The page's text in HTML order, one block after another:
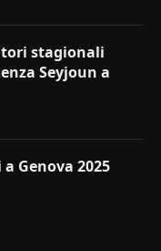
stagionali
Seyjoun a
Genova 2025